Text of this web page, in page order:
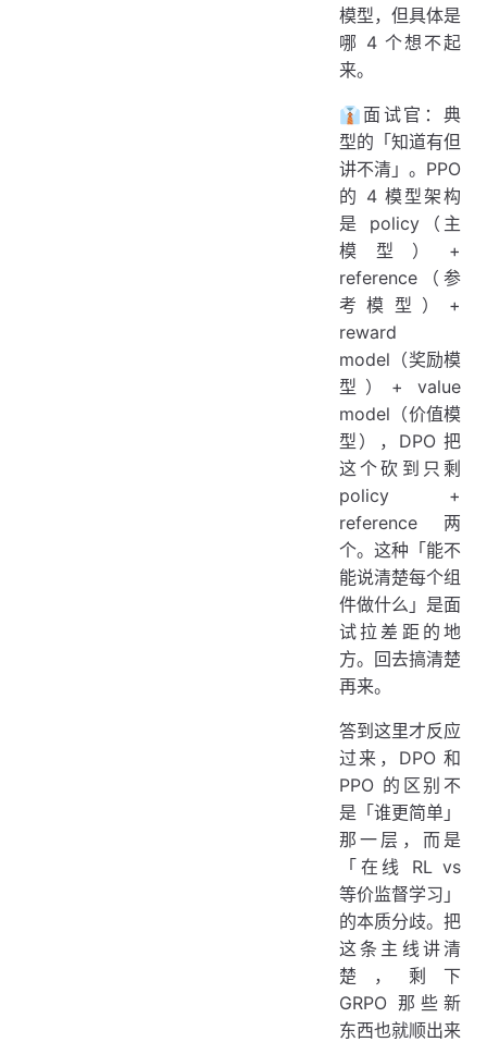
模型，但具体是
哪 4 个想不起
来。
👔面试官：典
型的「知道有但
讲不清」。PPO
的 4 模型架构
是 policy（主
模型）+
reference（参
考模型）+
reward
model（奖励模
型）+ value
model（价值模
型），DPO 把
这个砍到只剩
policy +
reference 两
个。这种「能不
能说清楚每个组
件做什么」是面
试拉差距的地
方。回去搞清楚
再来。
答到这里才反应
过来，DPO 和
PPO 的区别不
是「谁更简单」
那一层，而是
「在线 RL vs
等价监督学习」
的本质分歧。把
这条主线讲清
楚，剩下
GRPO 那些新
东西也就顺出来